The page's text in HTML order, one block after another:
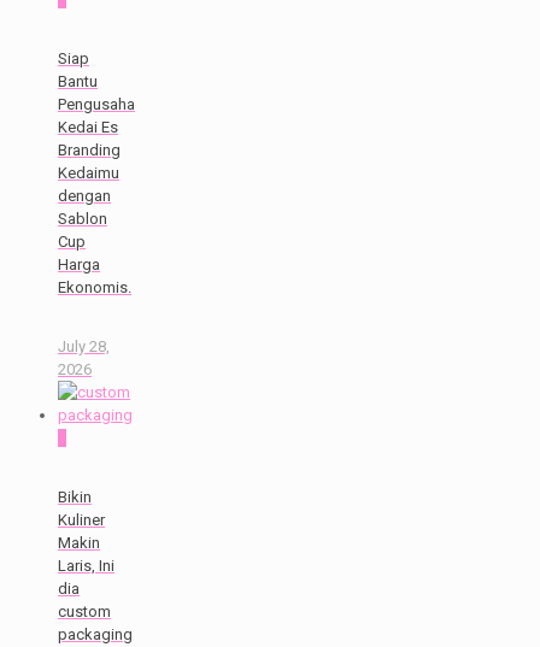
Siap
Bantu
Pengusaha
Kedai Es
Branding
Kedaimu
dengan
Sablon
Cup
Harga
Ekonomis.
July 28,
2026
Bikin
Kuliner
Makin
Laris, Ini
dia
custom
packaging